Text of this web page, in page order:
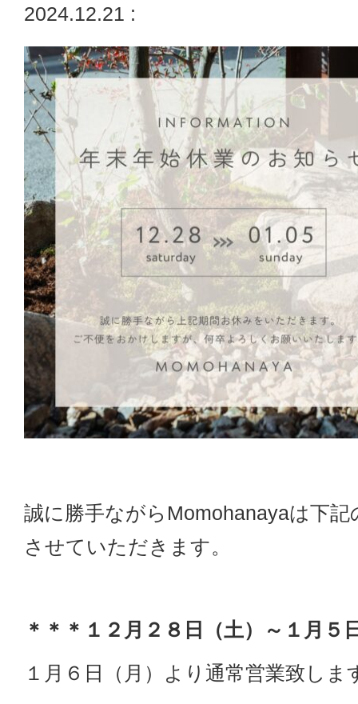
2024.12.21 :
誠に勝手ながらMomohanayaは下記
させていただきます。
＊＊＊１２月２８日（土）～１月５
１月６日（月）より通常営業致しま